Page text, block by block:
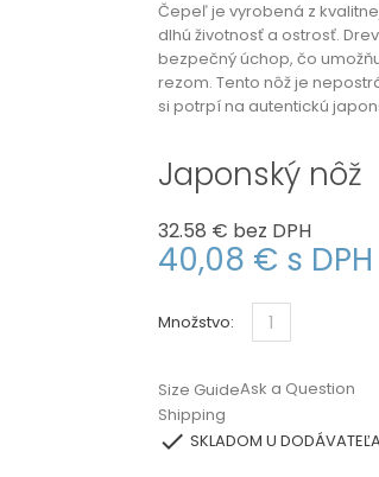
Čepeľ je vyrobená z
dlhú životnosť a ostrosť.
bezpečný úchop, čo
rezom. Tento nôž je
si potrpí na autentickú
Japonský nôž
32.58 € bez DPH
40,08 € s DPH
Množstvo:
Size Guide
Shipping
Ask a Question
 SKLADOM U